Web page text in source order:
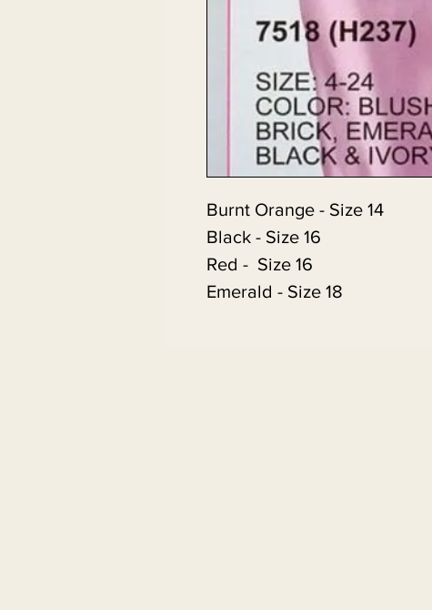
Burnt Orange - Size 14
Black - Size 16
Red - Size 16
Emerald - Size 18